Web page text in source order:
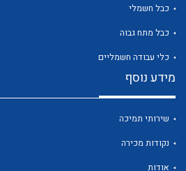
כבל חשמלי
כבל מתח גבוה
כלי עבודה חשמליים
מידע נוסף
שירותי תמיכה
נקודות מכירה
אודות